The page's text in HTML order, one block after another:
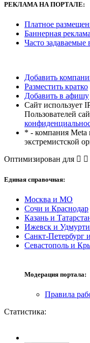
РЕКЛАМАНА ПОРТАЛЕ:
Платное
Баннерная
Часто задаваемые
Добавить
Разместить кратко
Добавить в афишу
Сайт использует
Пользователей
* - компания Meta
экстремистской
Оптимизирован для
Единая справочная:
Москва и МО
Сочи и Краснодар
Казань и
Ижевск и
Санкт-Петербург
Севастополь и
Модерация портала:
Правила
Статистика: